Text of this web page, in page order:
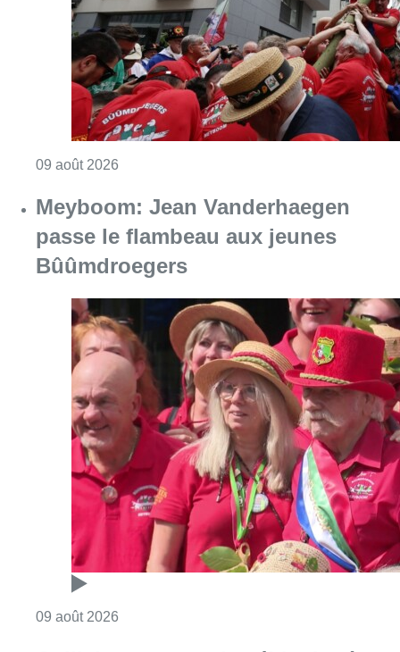
Bûûmdroegers
09 août 2026 Consulter l'article "Meyboom: Jean
Collision entre trois véhicules à
Uccle, deux conducteurs
transportés à l’hôpital